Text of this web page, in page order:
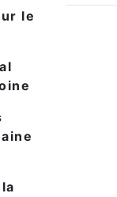
le